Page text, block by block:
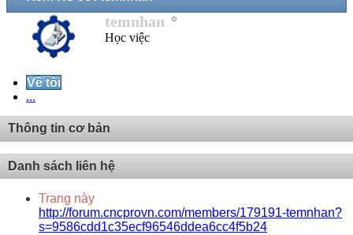
temnhan
Học việc
Về tôi
...
Thông tin cơ bản
Danh sách liên hệ
Trang này
http://forum.cncprovn.com/members/179191-temnhan?
s=9586cdd1c35ecf96546ddea6cc4f5b24